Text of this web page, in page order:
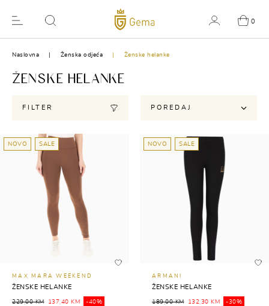
0
Naslovna Ženska odjeća Ženske helanke
ŽENSKE HELANKE
FILTER POREDAJ
NOVO SALE
MAX MARA WEEKEND
ŽENSKE HELANKE
229,00 KM 137,40 KM -40%
NOVO SALE
ARMANI
ŽENSKE HELANKE
189,00 KM 132,30 KM -30%